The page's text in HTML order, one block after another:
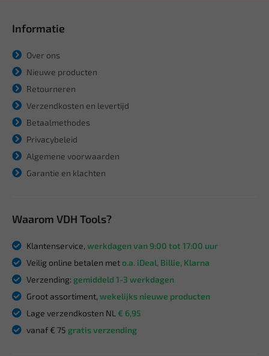
Informatie
Over ons
Nieuwe producten
Retourneren
Verzendkosten en levertijd
Betaalmethodes
Privacybeleid
Algemene voorwaarden
Garantie en klachten
Waarom VDH Tools?
Klantenservice, werkdagen van 9:00 tot 17:00 uur
Veilig online betalen meto.a. iDeal, Billie, Klarna
Verzending: gemiddeld 1-3 werkdagen
Groot assortiment, wekelijks nieuwe producten
Lage verzendkosten NL € 6,95
vanaf € 75 gratis verzending